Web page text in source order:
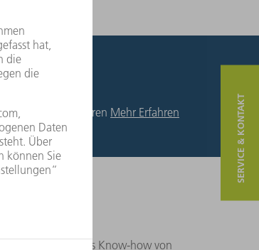
Mehr Erfahren Mehr Erfahren
Nutzen Sie das Know-how von
SERVICE & KONTAKT